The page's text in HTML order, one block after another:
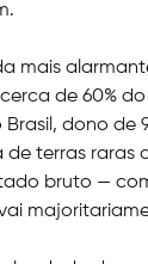
mais
de 60%
dono
de terras
bruto —